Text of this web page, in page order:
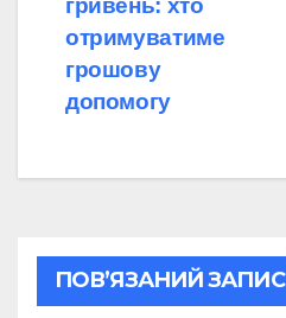
гривень: хто
отримуватиме
грошову
допомогу
ПОВ’ЯЗАНИЙ ЗАПИС